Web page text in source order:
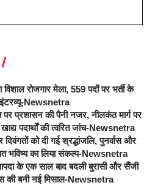
रोजगार मेला, 559 पदों पर भर्ती के
इंटरव्यू-Newsnetra
प्रशासन की पैनी नजर, नीलकंठ मार्ग पर
पदार्थों की त्वरित जांच-Newsnetra
को दी गई श्रद्धांजलि, पुनर्वास और
भविष्य का लिया संकल्प-Newsnetra
के एक साल बाद बदली बुरासी और सैंजी
की बनी नई मिसाल-Newsnetra